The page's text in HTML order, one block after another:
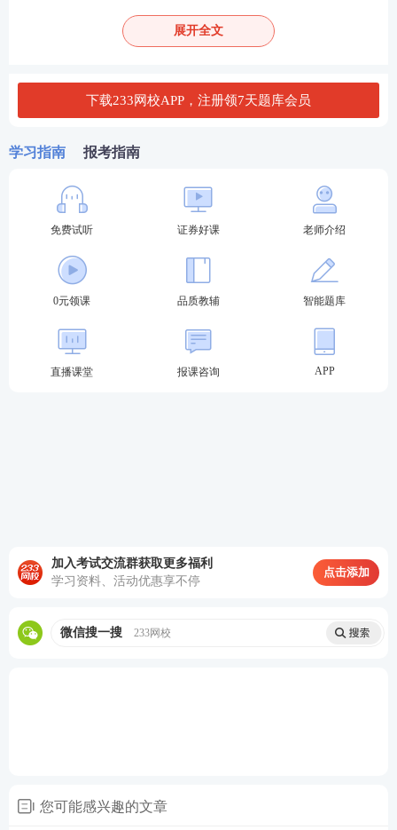
B. 低于涨幅限制价格的委托
D. 低于跌幅限制价格的委托
2024年证券从业考试《金融基础知识》真题及考点
由于内容篇幅有限，建议大家【
立即进入>>学习资
】下载真题考点完整版、真题试题及答案解析
完整版！
2024年证券从业考试真题及答案PDF下载>>
展开全文
下载233网校APP，注册领7天题库会员
学习指南 报考指南
免费试听 证券好课 老师介绍
0元领课 品质教辅 智能题库
直播课堂 报课咨询 APP
加入考试交流群获取更多福利
学习资料、活动优惠享不停
点击添加
微信搜一搜 233网校
您可能感兴趣的文章